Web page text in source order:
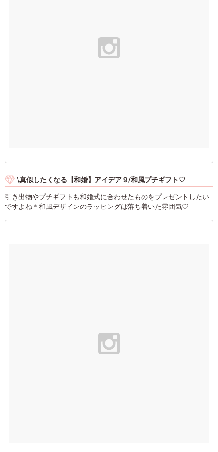
\真似したくなる【和婚】アイデア９/和風プチギフト♡
引き出物やプチギフトも和婚式に合わせたものをプレゼントしたい
ですよね＊和風デザインのラッピングは落ち着いた雰囲気♡